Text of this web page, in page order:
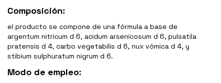
Composición:
el producto se compone de una fórmula a base de
argentum nitricum d 6, acidum arsenicosum d 6, pulsatila
pratensis d 4, carbo vegetabilis d 6, nux vómica d 4, y
stibium sulphuratum nigrum d 6.
Modo de empleo: